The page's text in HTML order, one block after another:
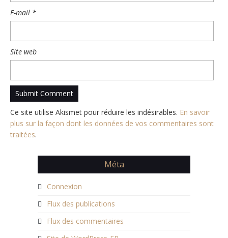
E-mail *
Site web
Ce site utilise Akismet pour réduire les indésirables. En savoir
plus sur la façon dont les données de vos commentaires sont
traitées.
Méta
Connexion
Flux des publications
Flux des commentaires